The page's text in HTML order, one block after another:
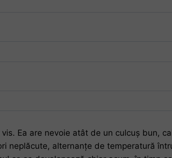
Ea are nevoie atât de un culcuș bun,
neplăcute, alternanțe de temperatură